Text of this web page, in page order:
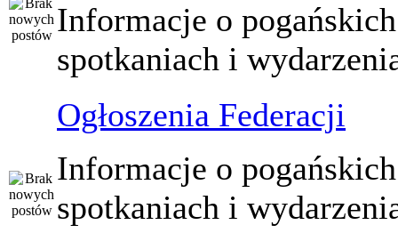
Informacje o pogańskich
spotkaniach i
Ogłoszenia Federacji
Informacje o pogańskich
spotkaniach i